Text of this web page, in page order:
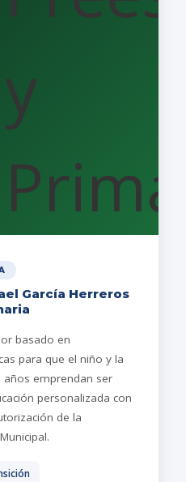
García Herreros
basado en
para que el niño y la
emprendan ser
personalizada con
de la